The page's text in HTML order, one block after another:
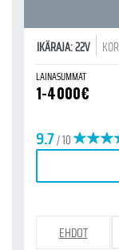
IKÄRAJA: 22V
LAINASUMMAT
1-4000€
9.7/ 10
EHDOT